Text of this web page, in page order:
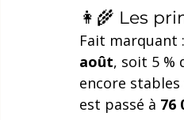
👩‍🌾 Les
Fait
août, soit 5 %
encore
est passé à 76